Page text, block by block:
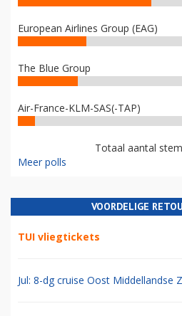
European Airlines Group (EAG)
The Blue Group
Air-France-KLM-SAS(-TAP)
Totaal aantal
Meer polls
VOORDELIGE
TUI vliegtickets
Jul: 8-dg cruise Oost Middellandse